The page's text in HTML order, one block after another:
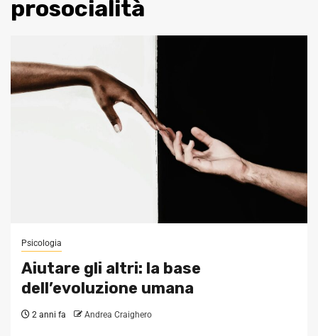
prosocialità
Psicologia
Aiutare gli altri: la base
dell’evoluzione umana
2 anni fa Andrea Craighero